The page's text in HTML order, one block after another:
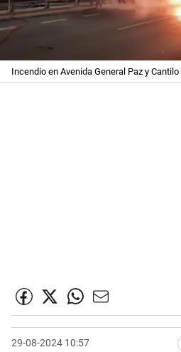
Incendio en Avenida General Paz y Cantilo
29-08-2024 10:57